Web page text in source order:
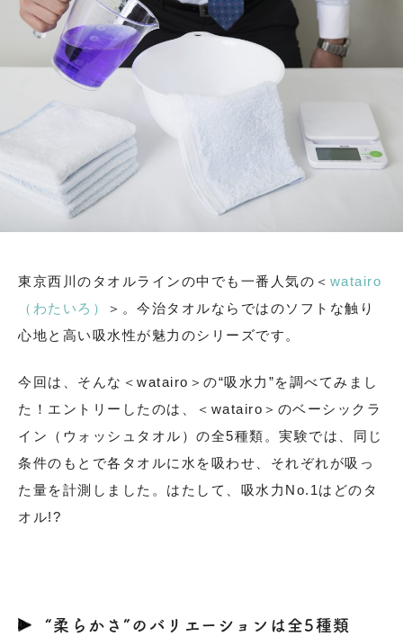
東京西川のタオルラインの中でも一番人気の＜ watairo
（わたいろ）
＞。今治タオルならではのソフトな触り
心地と高い吸水性が魅力のシリーズです。
今回は、そんな＜watairo＞の“吸水力”を調べてみまし
た！エントリーしたのは、＜watairo＞のベーシックラ
イン（ウォッシュタオル）の全5種類。実験では、同じ
条件のもとで各タオルに水を吸わせ、それぞれが吸っ
た量を計測しました。はたして、吸水力No.1はどのタ
オル!?
“柔らかさ”のバリエーションは全5種類